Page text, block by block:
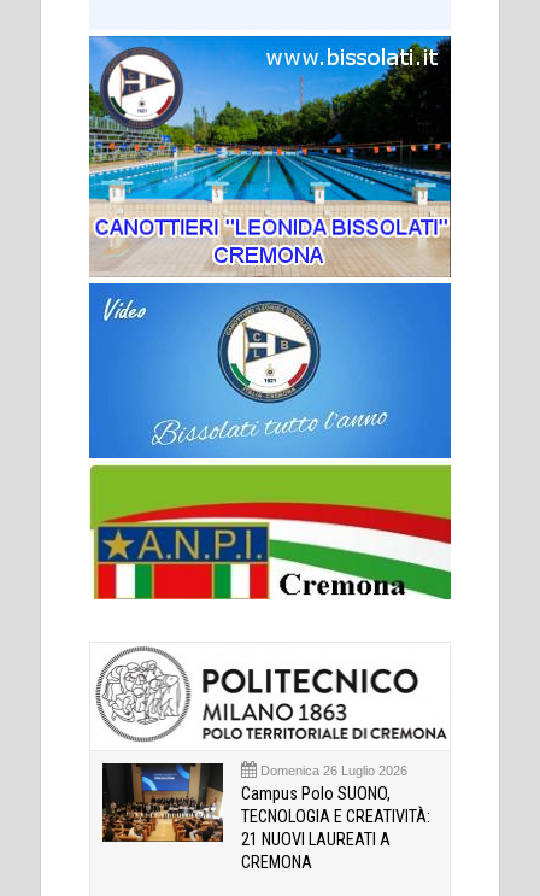
Domenica 26 Luglio 2026
Campus Polo SUONO,
TECNOLOGIA E CREATIVITÀ:
21 NUOVI LAUREATI A
CREMONA